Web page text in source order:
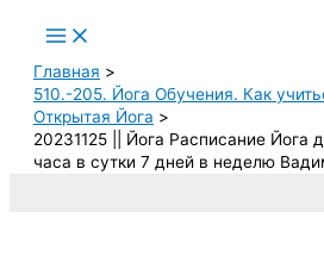
Main
Menu
Главная
510.-205. Йога Обучения. Как
Открытая Йога
20231125 || Йога Расписание Йога
часа в сутки 7 дней в неделю